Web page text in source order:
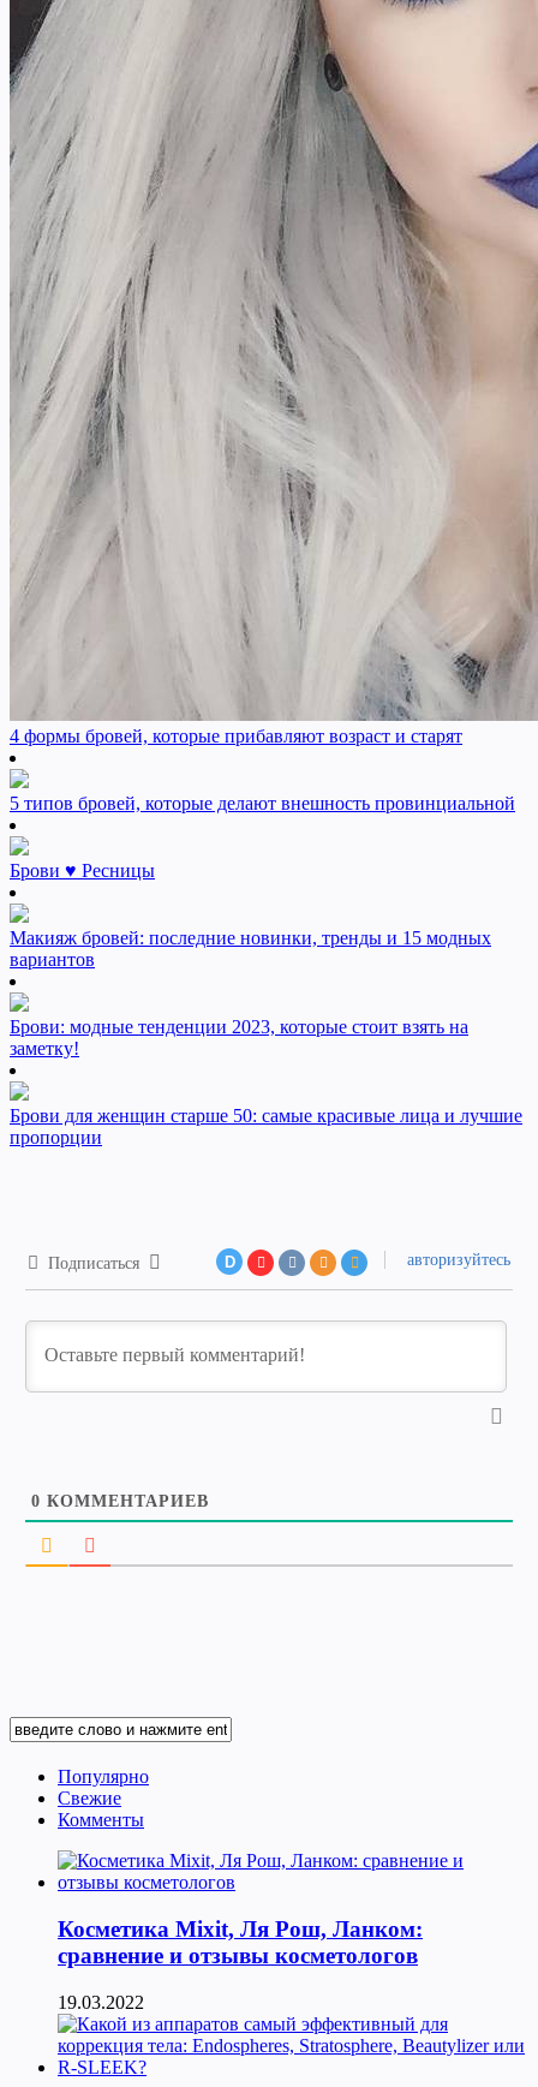
4 формы бровей, которые прибавляют возраст и старят
5 типов бровей, которые делают внешность провинциальной
Брови ♥ Ресницы
Макияж бровей: последние новинки, тренды и 15 модных
вариантов
Брови: модные тенденции 2023, которые стоит взять на
заметку!
Брови для женщин старше 50: самые красивые лица и лучшие
пропорции
Подписаться D авторизуйтесь
0 КОММЕНТАРИЕВ
Популярно
Свежие
Комменты
Косметика Мixit, Ля Рош, Ланком:
сравнение и отзывы косметологов
19.03.2022